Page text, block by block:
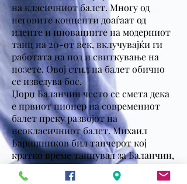
на класичниот балет. Многу од
неговите концепти доаѓаат од
идеите и иновациите на модерниот
танц на 20-от век, вклучувајќи ги
работата на под и свиткување на
нозете. Овој стил на балет обично
се изведува бос.
Џорџ Баланчин често се смета дека
е првиот пионер на современиот
балет преку развојот на
неокласичниот балет. Михаил
Баришников бил танчерот кој
кратко време танцувал за Баланчин,
модел за обука за Киров балет. По
именувањето на Баришников како